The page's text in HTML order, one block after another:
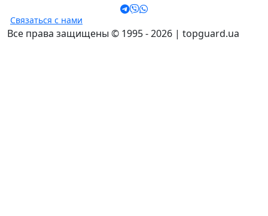
Связаться с нами
Все права защищены © 1995 - 2026 | topguard.ua